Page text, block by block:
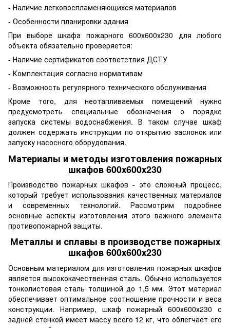
- Наличие легковоспламеняющихся материалов
- Особенности планировки здания
При выборе шкафа пожарного 600х600х230 для любого
объекта обязательно проверяется:
- Наличие сертификатов соответствия ДСТУ
- Комплектация согласно нормативам
- Возможность регулярного технического обслуживания
Кроме того, для неотапливаемых помещений нужно
предусмотреть специальные обозначения о порядке
запуска системы водоснабжения. В таком случае шкаф
должен содержать инструкции по открытию заслонок или
запуску насосного оборудования.
Материалы и методы изготовления пожарных
шкафов 600х600х230
Производство пожарных шкафов - это сложный процесс,
который требует использования качественных материалов
и современных технологий. Рассмотрим подробнее
основные аспекты изготовления этого важного элемента
противопожарной защиты.
Металлы и сплавы в производстве пожарных
шкафов 600х600х230
Основным материалом для изготовления пожарных шкафов
является высококачественная сталь. Обычно используется
тонколистовая сталь толщиной до 1,5 мм. Этот материал
обеспечивает оптимальное соотношение прочности и веса
конструкции. Например, шкаф пожарный 600х600х230 с
задней стенкой имеет массу всего 12 кг, что облегчает его